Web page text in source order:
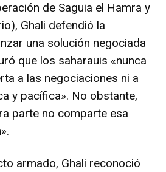
de Saguia el Hamra y
Ghali defendió la
una solución negociada
que los saharauis «nunca
a las negociaciones ni a
y pacífica». No obstante,
parte no comparte esa
armado, Ghali reconoció